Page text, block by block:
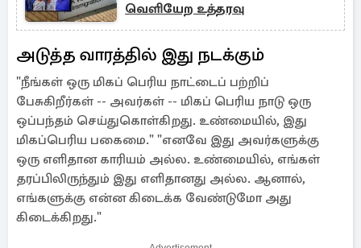
வெளியேற உத்தரவு
அடுத்த வாரத்தில் இது நடக்கும்
"நீங்கள் ஒரு மிகப் பெரிய நாட்டைப் பற்றிப்
பேசுகிறீர்கள் -- அவர்கள் -- மிகப் பெரிய நாடு ஒரு
ஒப்பந்தம் செய்துகொள்கிறது. உண்மையில், இது
மிகப்பெரிய பகைமை." "எனவே இது அவர்களுக்கு
ஒரு எளிதான காரியம் அல்ல. உண்மையில், எங்கள்
தரப்பிலிருந்தும் இது எளிதானது அல்ல. ஆனால்,
எங்களுக்கு என்ன கிடைக்க வேண்டுமோ அது
கிடைக்கிறது."